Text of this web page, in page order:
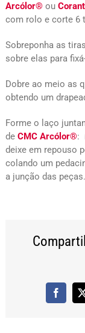
Arcólor® ou
com rolo e corte 6
Sobreponha as
sobre elas para
Dobre ao meio as
obtendo um
Forme o laço
de CMC Arcólor®:
deixe em repouso
colando um
a junção das peças.